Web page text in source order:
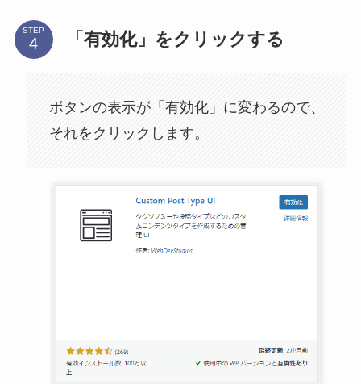
STEP 「有効化」をクリックする
ボタンの表示が「有効化」に変わるので、
それをクリックします。